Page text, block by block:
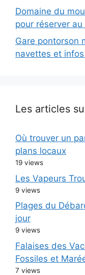
Domaine du
pour réserver
Gare pontorson
navettes et
Les articles
Où trouver un
plans locaux
19 views
Les Vapeurs
9 views
Plages du
jour
9 views
Falaises des
Fossiles et
7 views